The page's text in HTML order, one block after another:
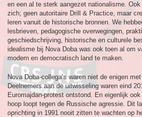
en een al te sterk aangezet nationalisme.
zich; geen autoritaire Drill & Practice, maar
leren vanuit de historische bronnen. We
lesbrieven, pedagogische overwegingen,
geschiedschrijving, historische en culturele
idealisme bij Nova Doba was ook toen al om
modern en democratisch land te maken.
Nova Doba-collega’s waren niet de enigen
Deelnemers aan de uitwisseling waren eind
Euromajdan-protest ontstond. En eigenlijk
hoop loopt tegen de Russische agressie. Dit
oprichting in 1991 nooit zitten te wachten op